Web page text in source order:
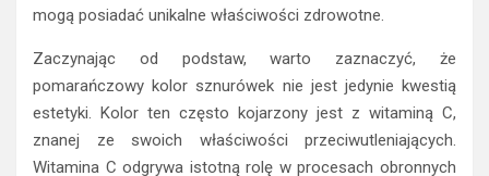
mogą posiadać unikalne właściwości zdrowotne.
Zaczynając od podstaw, warto zaznaczyć, że
pomarańczowy kolor sznurówek nie jest jedynie kwestią
estetyki. Kolor ten często kojarzony jest z witaminą C,
znanej ze swoich właściwości przeciwutleniających.
Witamina C odgrywa istotną rolę w procesach obronnych